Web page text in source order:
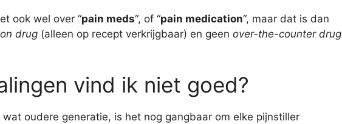
ook wel over “pain meds“, of “pain medication“, maar dat is dan
drug (alleen op recept verkrijgbaar) en geen over-the-counter drug
vind ik niet goed?
oudere generatie, is het nog gangbaar om elke pijnstiller